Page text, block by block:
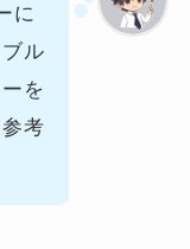
に
ル
を
考